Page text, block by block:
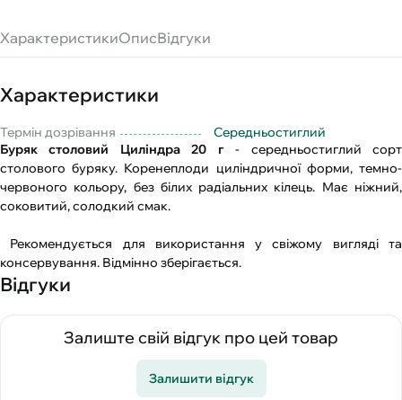
ХарактеристикиОписВідгуки
Характеристики
Термін дозрівання
Середньостиглий
Буряк столовий Циліндра 20 г- середньостиглий сорт
столового буряку. Коренеплоди циліндричної форми, темно-
червоного кольору, без білих радіальних кілець. Має ніжний,
соковитий, солодкий смак.
Рекомендується для використання у свіжому вигляді та
консервування. Відмінно зберігається.
Відгуки
Залиште свій відгук про цей товар
Залишити відгук